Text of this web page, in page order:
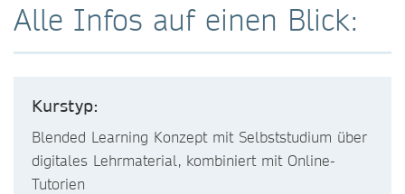
Alle Infos auf einen Blick:
Kurstyp:
Blended Learning Konzept mit Selbststudium über
digitales Lehrmaterial, kombiniert mit Online-
Tutorien